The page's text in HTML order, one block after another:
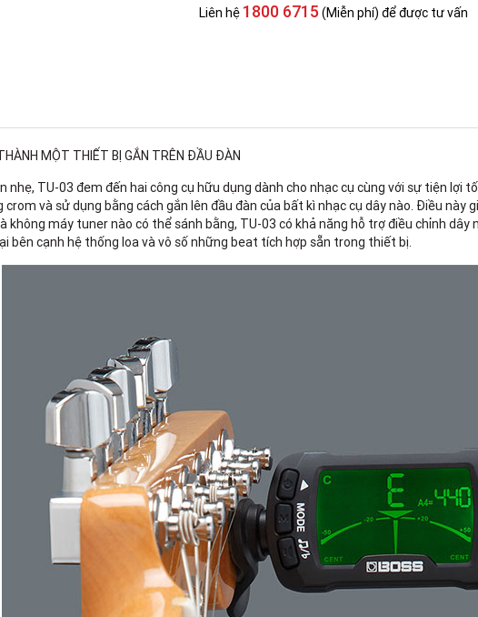
Liên hệ 1800 6715 (Miễn phí) để được tư vấn
MỘT THIẾT BỊ GẮN TRÊN ĐẦU ĐÀN
nhẹ, TU-03 đem đến hai công cụ hữu dụng dành cho nhạc cụ cùng với sự tiện lợi
và sử dụng bằng cách gắn lên đầu đàn của bất kì nhạc cụ dây nào. Điều này
máy tuner nào có thể sánh bằng, TU-03 có khả năng hỗ trợ điều chỉnh dây
bên cạnh hệ thống loa và vô số những beat tích hợp sẵn trong thiết bị.